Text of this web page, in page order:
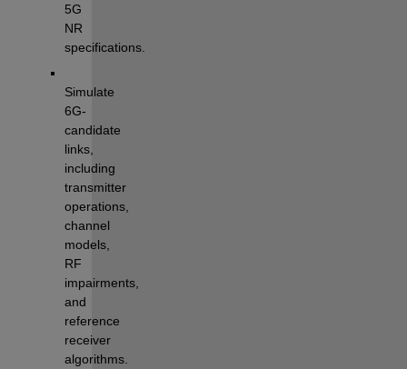
5G
NR
specifications.
Simulate
6G-
candidate
links,
including
transmitter
operations,
channel
models,
RF
impairments,
and
reference
receiver
algorithms.